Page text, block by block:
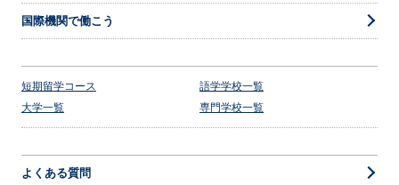
国際機関で働こう
短期留学コース
語学学校一覧
大学一覧
専門学校一覧
よくある質問